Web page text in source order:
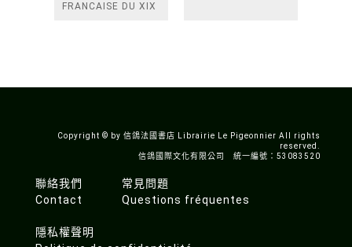
FRANCAISE DU XIX
Copyright © by 信鴿法國書店 Librairie Le Pigeonnier All rights
reserved.
信鴿國際文化有限公司 統一編號：53083520
聯絡我們
Contact
常見問題
Questions fréquentes
隱私權聲明